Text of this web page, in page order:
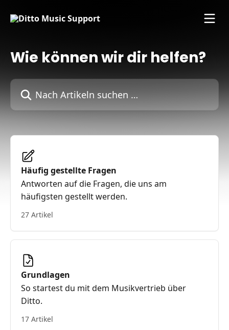
Wie können wir dir helfen?
Nach Artikeln suchen …
Häufig gestellte Fragen
Antworten auf die Fragen, die uns am
häufigsten gestellt werden.
27 Artikel
Grundlagen
So startest du mit dem Musikvertrieb über
Ditto.
17 Artikel